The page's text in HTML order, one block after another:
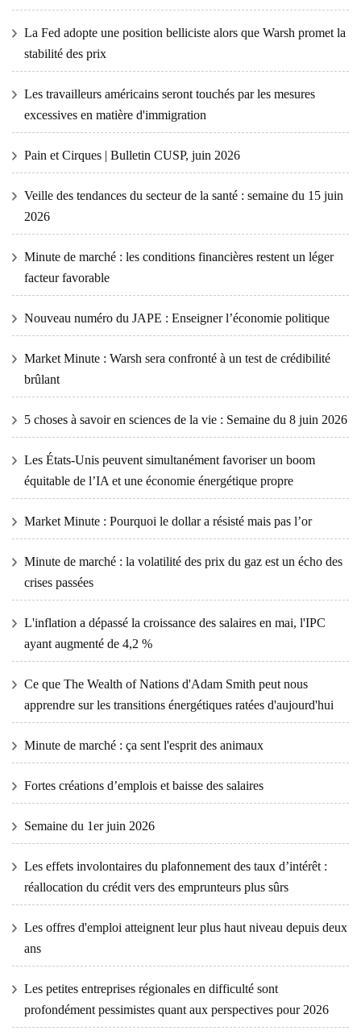
La Fed adopte une position belliciste alors que Warsh promet la
stabilité des prix
Les travailleurs américains seront touchés par les mesures
excessives en matière d'immigration
Pain et Cirques | Bulletin CUSP, juin 2026
Veille des tendances du secteur de la santé : semaine du 15 juin
2026
Minute de marché : les conditions financières restent un léger
facteur favorable
Nouveau numéro du JAPE : Enseigner l’économie politique
Market Minute : Warsh sera confronté à un test de crédibilité
brûlant
5 choses à savoir en sciences de la vie : Semaine du 8 juin 2026
Les États-Unis peuvent simultanément favoriser un boom
équitable de l’IA et une économie énergétique propre
Market Minute : Pourquoi le dollar a résisté mais pas l’or
Minute de marché : la volatilité des prix du gaz est un écho des
crises passées
L'inflation a dépassé la croissance des salaires en mai, l'IPC
ayant augmenté de 4,2 %
Ce que The Wealth of Nations d'Adam Smith peut nous
apprendre sur les transitions énergétiques ratées d'aujourd'hui
Minute de marché : ça sent l'esprit des animaux
Fortes créations d’emplois et baisse des salaires
Semaine du 1er juin 2026
Les effets involontaires du plafonnement des taux d’intérêt :
réallocation du crédit vers des emprunteurs plus sûrs
Les offres d'emploi atteignent leur plus haut niveau depuis deux
ans
Les petites entreprises régionales en difficulté sont
profondément pessimistes quant aux perspectives pour 2026